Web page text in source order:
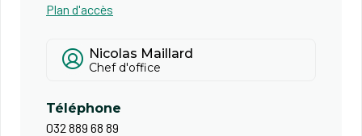
Plan d'accès
Nicolas Maillard
Chef d'office
Téléphone
032 889 68 89